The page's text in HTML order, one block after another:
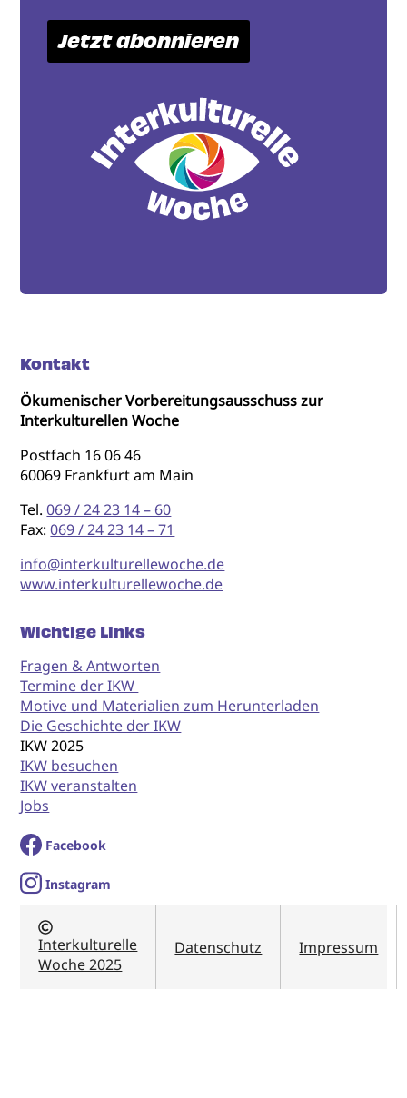
Jetzt abonnieren
Kontakt
Ökumenischer Vorbereitungsausschuss zur
Interkulturellen Woche
Postfach 16 06 46
60069 Frankfurt am Main
Tel.069 / 24 23 14 – 60
Fax:069 / 24 23 14 – 71
info@interkulturellewoche.de
www.interkulturellewoche.de
Wichtige Links
Fragen & Antworten
Termine der IKW
Motive und Materialien zum Herunterladen
Die Geschichte der IKW
IKW 2025
IKW besuchen
IKW veranstalten
Jobs
Facebook
Instagram
Interkulturelle
Woche 2025
Datenschutz Impressum